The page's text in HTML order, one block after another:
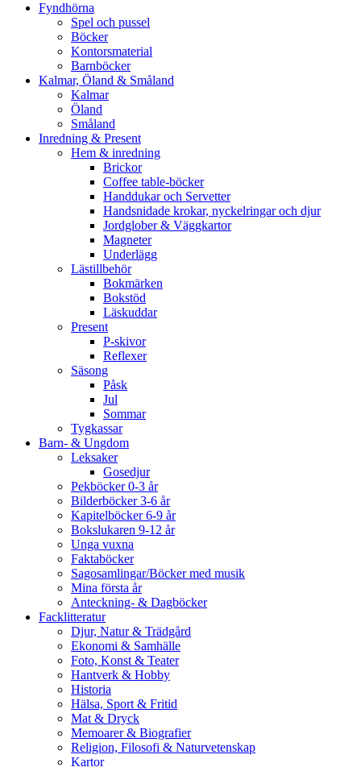
Fyndhörna
Spel och pussel
Böcker
Kontorsmaterial
Barnböcker
Kalmar, Öland & Småland
Kalmar
Öland
Småland
Inredning & Present
Hem & inredning
Brickor
Coffee table-böcker
Handdukar och Servetter
Handsnidade krokar, nyckelringar och djur
Jordglober & Väggkartor
Magneter
Underlägg
Lästillbehör
Bokmärken
Bokstöd
Läskuddar
Present
P-skivor
Reflexer
Säsong
Påsk
Jul
Sommar
Tygkassar
Barn- & Ungdom
Leksaker
Gosedjur
Pekböcker 0-3 år
Bilderböcker 3-6 år
Kapitelböcker 6-9 år
Bokslukaren 9-12 år
Unga vuxna
Faktaböcker
Sagosamlingar/Böcker med musik
Mina första år
Anteckning- & Dagböcker
Facklitteratur
Djur, Natur & Trädgård
Ekonomi & Samhälle
Foto, Konst & Teater
Hantverk & Hobby
Historia
Hälsa, Sport & Fritid
Mat & Dryck
Memoarer & Biografier
Religion, Filosofi & Naturvetenskap
Kartor